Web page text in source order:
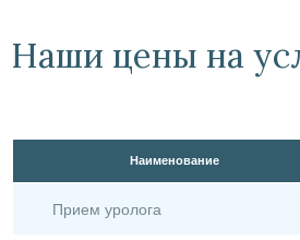
Наши цены на
Наименование
Прием уролога